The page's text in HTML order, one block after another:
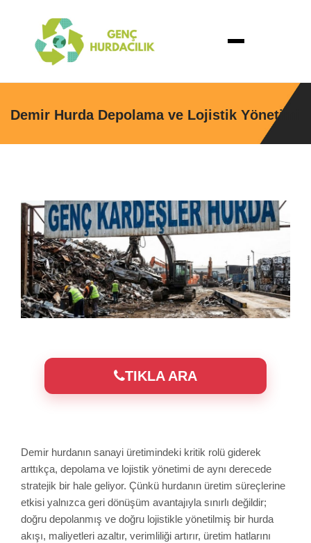
Demir Hurda Depolama ve Lojistik Yönetimi
TIKLA ARA
Demir hurdanın sanayi üretimindeki kritik rolü giderek
arttıkça, depolama ve lojistik yönetimi de aynı derecede
stratejik bir hale geliyor. Çünkü hurdanın üretim süreçlerine
etkisi yalnızca geri dönüşüm avantajıyla sınırlı değildir;
doğru depolanmış ve doğru lojistikle yönetilmiş bir hurda
akışı, maliyetleri azaltır, verimliliği artırır, üretim hatlarını